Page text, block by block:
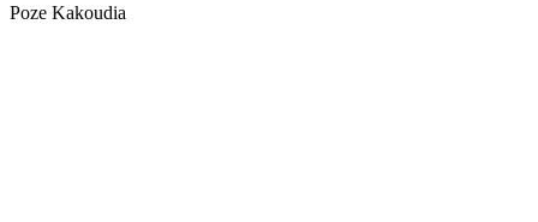
Poze Kakoudia